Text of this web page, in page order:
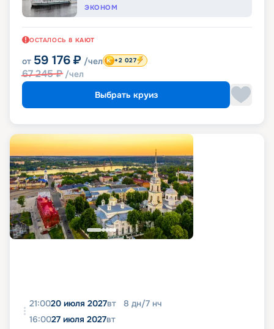
ЭКОНОМ
ОСТАЛОСЬ 8 КАЮТ
от 59 176 ₽ /чел
67 245₽ /чел
+2 027
Выбрать круиз
21:0020 июля 2027вт 8 дн/7 нч
16:0027 июля 2027вт